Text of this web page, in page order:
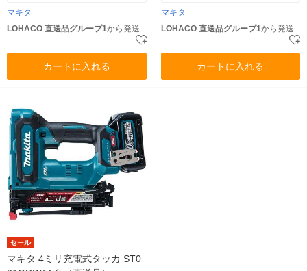
マキタ
LOHACO 直送品グループ1から発送
カートに入れる
マキタ
LOHACO 直送品グループ1から発送
カートに入れる
セール
マキタ 4ミリ充電式タッカ ST0